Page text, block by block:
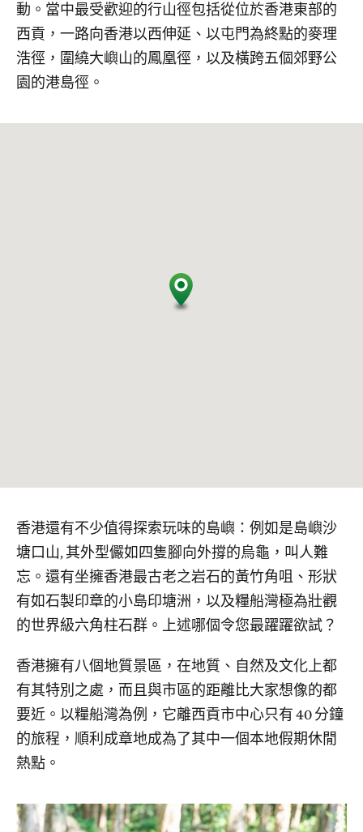
動。當中最受歡迎的行山徑包括從位於香港東部的
西貢，一路向香港以西伸延、以屯門為終點的麥理
浩徑，圍繞大嶼山的鳳凰徑，以及橫跨五個郊野公
園的港島徑。
香港還有不少值得探索玩味的島嶼：例如是島嶼沙
塘口山, 其外型儼如四隻腳向外撐的烏龜，叫人難
忘。還有坐擁香港最古老之岩石的黃竹角咀、形狀
有如石製印章的小島印塘洲，以及糧船灣極為壯觀
的世界級六角柱石群。上述哪個令您最躍躍欲試？
香港擁有八個地質景區，在地質、自然及文化上都
有其特別之處，而且與市區的距離比大家想像的都
要近。以糧船灣為例，它離西貢市中心只有 40 分鐘
的旅程，順利成章地成為了其中一個本地假期休閒
熱點。